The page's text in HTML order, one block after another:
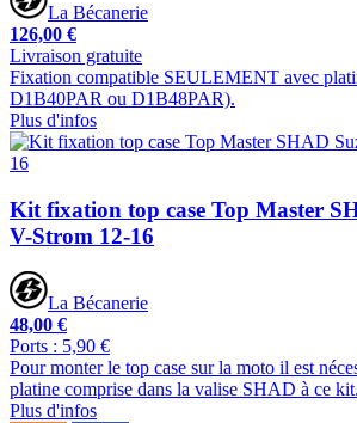
La Bécanerie
126,00 €
Livraison gratuite
Fixation compatible SEULEMENT avec
D1B40PAR ou D1B48PAR).
Plus d'infos
Kit fixation top case Top Master
V-Strom 12-16
La Bécanerie
48,00 €
Ports : 5,90 €
Pour monter le top case sur la moto il est
platine comprise dans la valise SHAD à ce kit.
Plus d'infos